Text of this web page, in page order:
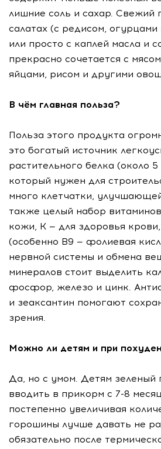
лишние соль и сахар. Свежий
салатах (с редисом,
или просто с каплей масла и
прекрасно сочетается с
яйцами, рисом и другими
В чём главная польза?
Польза этого продукта
это богатый источник
растительного белка (около
который нужен для
много клетчатки,
также целый набор
кожи, К — для здоровья
(особенно В9 — фолиевая
нервной системы и обмена
минералов стоит выделить
фосфор, железо и цинк.
и зеаксантин помогают
зрения.
Можно ли детям и при
Да, но с умом. Детям
вводить в прикорм с 7-8
постепенно увеличивая
горошины лучше давать не
обязательно после